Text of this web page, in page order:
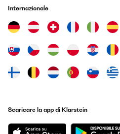
aus dem gleichen hochwertigen
sorgt für eine angenehme
erleichtert das Beziehen der
Platz.Ein großer Vorteil dieser
schadstoffgeprüft ist und frei
Substanzen ist. Ich schätze es
Grau Dunkel-Farboption verleiht
elegante und zeitlose
nach mehreren Waschgängen
besonders praktisch, da man
aufwendige Reinigung machen
die sleepwise Biber Bettwäsche
Internazionale
Scaricare la app di Klarstein